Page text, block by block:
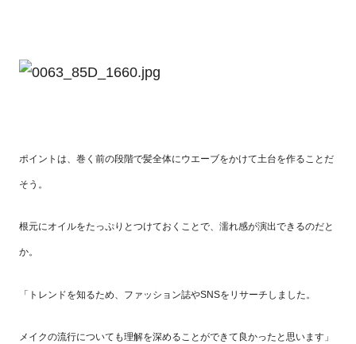
ポイントは、巻く前の段階で髪全体にウエーブをかけて土台を作ることだ
そう。
根元にオイルをたっぷりとつけておくことで、濡れ感が演出できるのだと
か。
「トレンドを知るため、ファッション誌やSNSをリサーチしました。
メイクの流行についても理解を深めることができて良かったと思います」